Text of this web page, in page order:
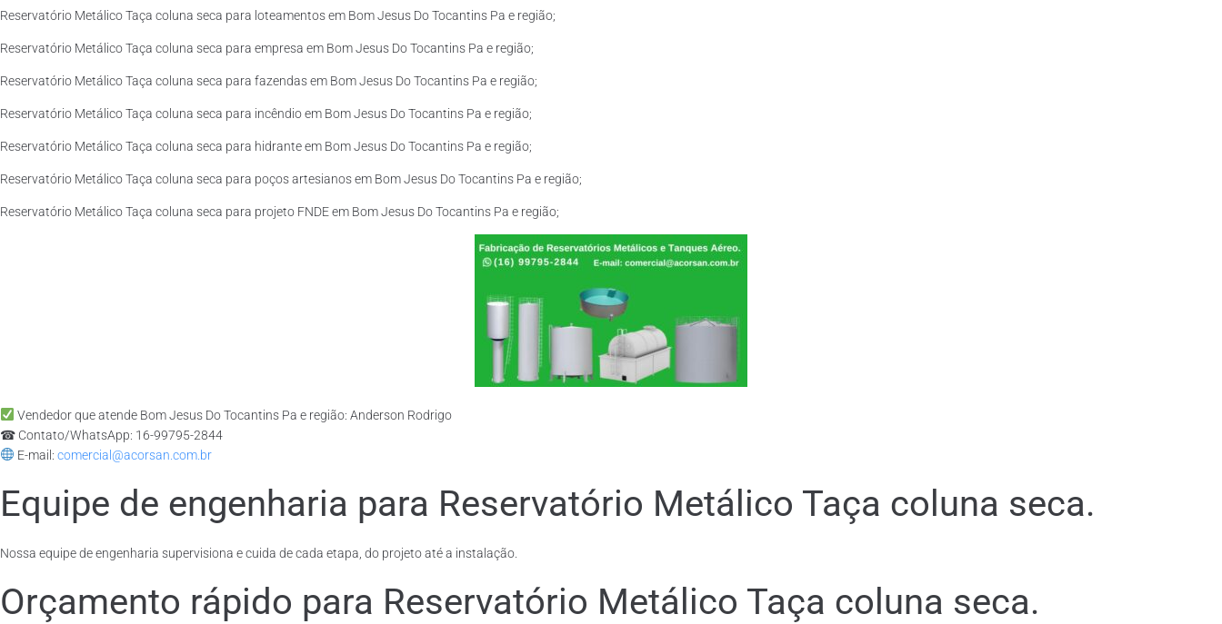
Reservatório Metálico Taça coluna seca para loteamentos em Bom Jesus Do Tocantins Pa e região;
Reservatório Metálico Taça coluna seca para empresa em Bom Jesus Do Tocantins Pa e região;
Reservatório Metálico Taça coluna seca para fazendas em Bom Jesus Do Tocantins Pa e região;
Reservatório Metálico Taça coluna seca para incêndio em Bom Jesus Do Tocantins Pa e região;
Reservatório Metálico Taça coluna seca para hidrante em Bom Jesus Do Tocantins Pa e região;
Reservatório Metálico Taça coluna seca para poços artesianos em Bom Jesus Do Tocantins Pa e região;
Reservatório Metálico Taça coluna seca para projeto FNDE em Bom Jesus Do Tocantins Pa e região;
Vendedor que atende Bom Jesus Do Tocantins Pa e região: Anderson Rodrigo
☎ Contato/WhatsApp: 16-99795-2844
E-mail: comercial@acorsan.com.br
Equipe de engenharia para Reservatório Metálico Taça coluna seca.
Nossa equipe de engenharia supervisiona e cuida de cada etapa, do projeto até a instalação.
Orçamento rápido para Reservatório Metálico Taça coluna seca.